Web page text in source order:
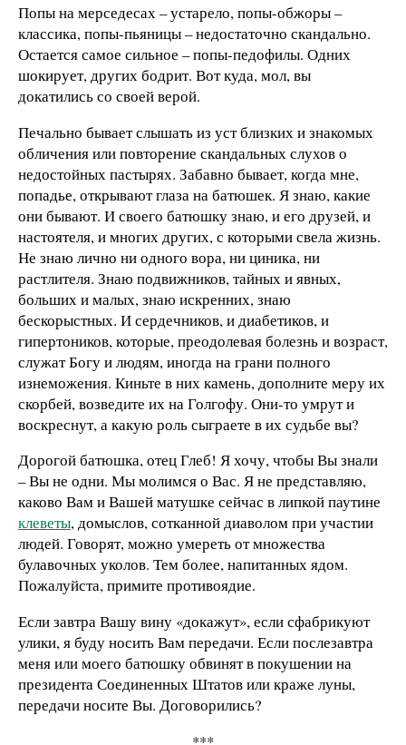
Попы на мерседесах – устарело, попы-обжоры –
классика, попы-пьяницы – недостаточно скандально.
Остается самое сильное – попы-педофилы. Одних
шокирует, других бодрит. Вот куда, мол, вы
докатились со своей верой.
Печально бывает слышать из уст близких и знакомых
обличения или повторение скандальных слухов о
недостойных пастырях. Забавно бывает, когда мне,
попадье, открывают глаза на батюшек. Я знаю, какие
они бывают. И своего батюшку знаю, и его друзей, и
настоятеля, и многих других, с которыми свела жизнь.
Не знаю лично ни одного вора, ни циника, ни
растлителя. Знаю подвижников, тайных и явных,
больших и малых, знаю искренних, знаю
бескорыстных. И сердечников, и диабетиков, и
гипертоников, которые, преодолевая болезнь и возраст,
служат Богу и людям, иногда на грани полного
изнеможения. Киньте в них камень, дополните меру их
скорбей, возведите их на Голгофу. Они-то умрут и
воскреснут, а какую роль сыграете в их судьбе вы?
Дорогой батюшка, отец Глеб! Я хочу, чтобы Вы знали
– Вы не одни. Мы молимся о Вас. Я не представляю,
каково Вам и Вашей матушке сейчас в липкой паутине
клеветы, домыслов, сотканной диаволом при участии
людей. Говорят, можно умереть от множества
булавочных уколов. Тем более, напитанных ядом.
Пожалуйста, примите противоядие.
Если завтра Вашу вину «докажут», если сфабрикуют
улики, я буду носить Вам передачи. Если послезавтра
меня или моего батюшку обвинят в покушении на
президента Соединенных Штатов или краже луны,
передачи носите Вы. Договорились?